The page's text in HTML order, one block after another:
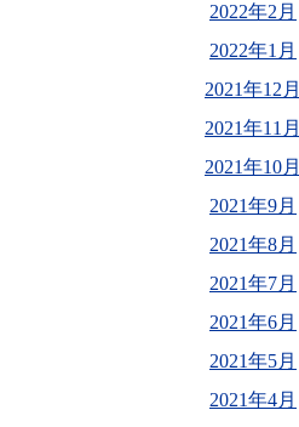
2022年2月
2022年1月
2021年12月
2021年11月
2021年10月
2021年9月
2021年8月
2021年7月
2021年6月
2021年5月
2021年4月